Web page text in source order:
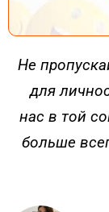
ДЕЙСТВУЙ
Не
для
нас в той
больше